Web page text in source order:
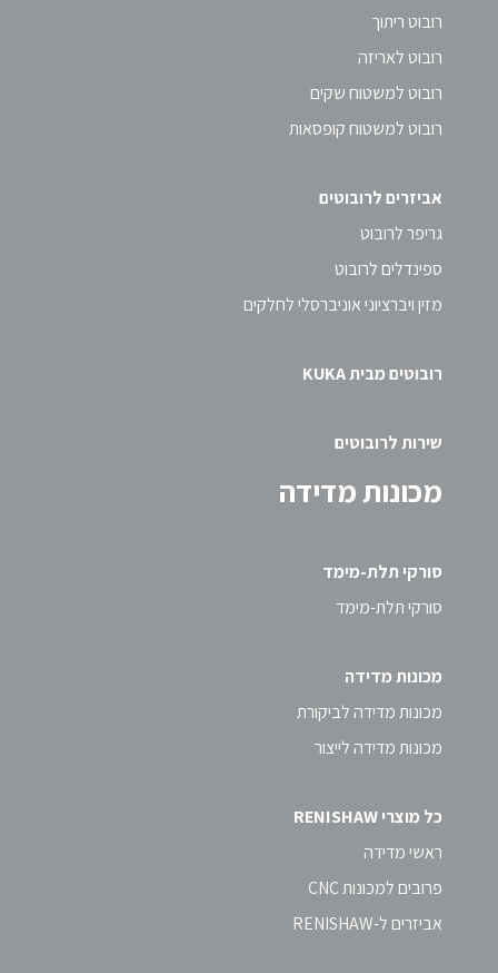
רובוט ריתוך
רובוט לאריזה
רובוט למשטוח שקים
רובוט למשטוח קופסאות
אביזרים לרובוטים
גריפר לרובוט
ספינדלים לרובוט
מזין ויברציוני אוניברסלי לחלקים
רובוטים מבית KUKA
שירות לרובוטים
מכונות מדידה
סורקי תלת-מימד
סורקי תלת-מימד
מכונות מדידה
מכונות מדידה לביקורת
מכונות מדידה לייצור
כל מוצרי RENISHAW
ראשי מדידה
פרובים למכונות CNC
אביזרים ל-RENISHAW